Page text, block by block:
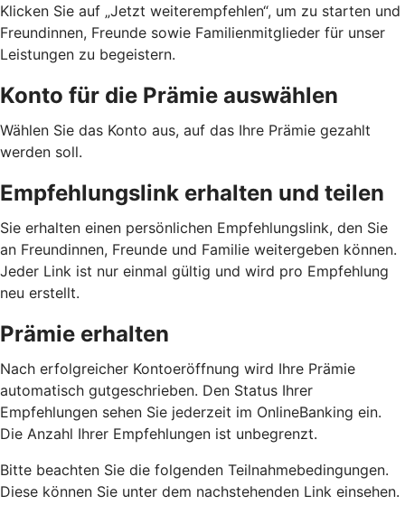
Klicken Sie auf „Jetzt weiterempfehlen“, um zu starten und
Freundinnen, Freunde sowie Familienmitglieder für unser
Leistungen zu begeistern.
Konto für die Prämie auswählen
Wählen Sie das Konto aus, auf das Ihre Prämie gezahlt
werden soll.
Empfehlungslink erhalten und teilen
Sie erhalten einen persönlichen Empfehlungslink, den Sie
an Freundinnen, Freunde und Familie weitergeben können.
Jeder Link ist nur einmal gültig und wird pro Empfehlung
neu erstellt.
Prämie erhalten
Nach erfolgreicher Kontoeröffnung wird Ihre Prämie
automatisch gutgeschrieben. Den Status Ihrer
Empfehlungen sehen Sie jederzeit im OnlineBanking ein.
Die Anzahl Ihrer Empfehlungen ist unbegrenzt.
Bitte beachten Sie die folgenden Teilnahmebedingungen.
Diese können Sie unter dem nachstehenden Link einsehen.